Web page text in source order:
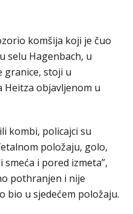
komšija koji je čuo
selu Hagenbach, u
granice, stoji u
Heitza objavljenom u
kombi, policajci su
položaju, golo,
i pored izmeta”,
pothranjen i nije
bio u sjedećem položaju.